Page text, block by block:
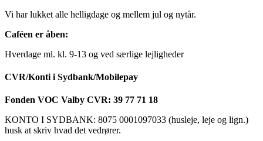
Vi har lukket alle helligdage og mellem jul og nytår.
Caféen er åben:
Hverdage ml. kl. 9-13 og ved særlige lejligheder
CVR/Konti i Sydbank/Mobilepay
Fonden VOC Valby CVR: 39 77 71 18
KONTO I SYDBANK: 8075 0001097033 (husleje, leje og lign.)
husk at skriv hvad det vedrører.